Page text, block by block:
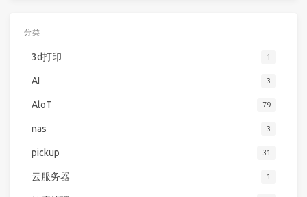
分类
3d打印 1
AI 3
AloT 79
nas 3
pickup 31
云服务器 1